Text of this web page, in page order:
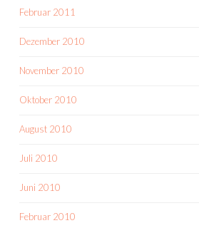
Februar 2011
Dezember 2010
November 2010
Oktober 2010
August 2010
Juli 2010
Juni 2010
Februar 2010